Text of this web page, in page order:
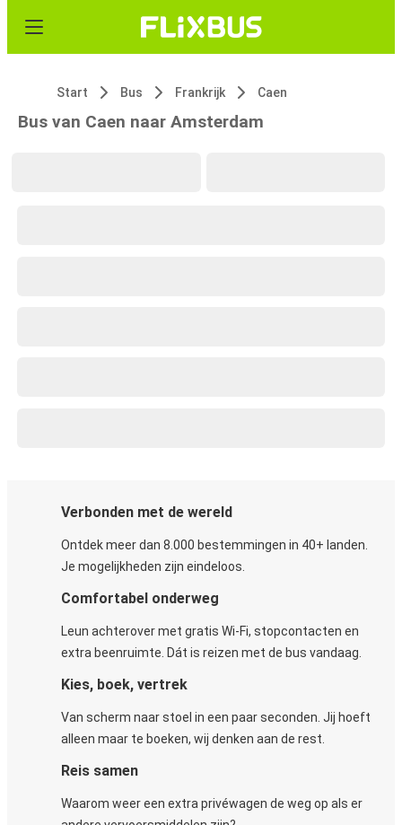
Start Bus Frankrijk Caen
Bus van Caen naar Amsterdam
Verbonden met de wereld
Ontdek meer dan 8.000 bestemmingen in 40+ landen.
Je mogelijkheden zijn eindeloos.
Comfortabel onderweg
Leun achterover met gratis Wi-Fi, stopcontacten en
extra beenruimte. Dát is reizen met de bus vandaag.
Kies, boek, vertrek
Van scherm naar stoel in een paar seconden. Jij hoeft
alleen maar te boeken, wij denken aan de rest.
Reis samen
Waarom weer een extra privéwagen de weg op als er